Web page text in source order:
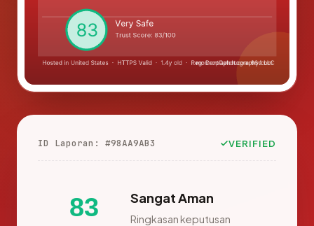
ID Laporan: #98AA9AB3 VERIFIED
83 Sangat Aman
Ringkasan keputusan